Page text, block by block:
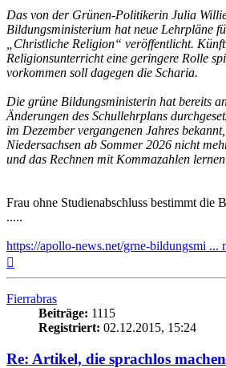
Das von der Grünen-Politikerin Julia
Bildungsministerium hat neue Lehrpläne
„Christliche Religion“ veröffentlicht.
Religionsunterricht eine geringere Rolle
vorkommen soll dagegen die Scharia.
Die grüne Bildungsministerin hat bereits
Änderungen des Schullehrplans
im Dezember vergangenen Jahres
Niedersachsen ab Sommer 2026 nicht
und das Rechnen mit Kommazahlen
Frau ohne Studienabschluss bestimmt die
.....
https://apollo-news.net/grne-bildungsmi ...
Fierrabras
Beiträge: 1115
Registriert: 02.12.2015, 15:24
Re: Artikel, die sprachlos